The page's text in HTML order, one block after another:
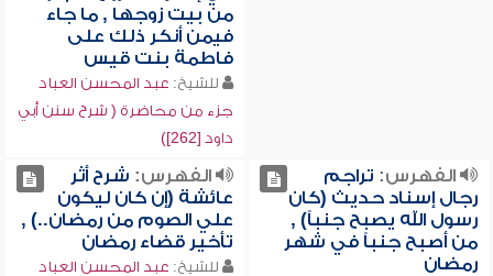
من بيت زوجها , ما جاء
فيمن أنكر ذلك على
فاطمة بنت قيس
للشيخ: عبد المحسن العباد
جزء من محاضرة ( شرح سنن أبي
داود [262])
الفهرس: تراجم
رجال إسناد حديث (كان
رسول الله يصبح جنباً) ,
من أصبح جنباً في شهر
رمضان
الفهرس: شرح أثر
عائشة (إن كان ليكون
علي الصوم من رمضان..) ,
تأخير قضاء رمضان
للشيخ: عبد المحسن العباد